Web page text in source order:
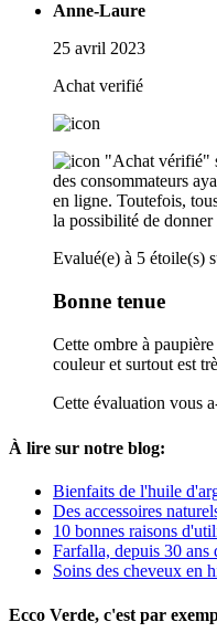
Anne-Laure
25 avril 2023
Achat verifié
"Achat vérifié"
des consommateurs
en ligne. Toutefois,
la possibilité de donner
Evalué(e) à 5 étoile(s)
Bonne tenue
Cette ombre à
couleur et surtout est
Cette évaluation vous
À lire sur notre blog:
Bienfaits de l'huile
Des accessoires
10 bonnes raisons
Farfalla, depuis 30 ans
Soins des cheveux en
Ecco Verde, c'est par